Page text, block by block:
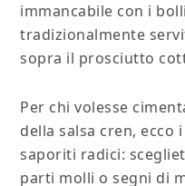
immancabile con i
tradizionalmente
sopra il prosciutto
Per chi volesse
della salsa cren, ecco
saporiti radici:
parti molli o segni di